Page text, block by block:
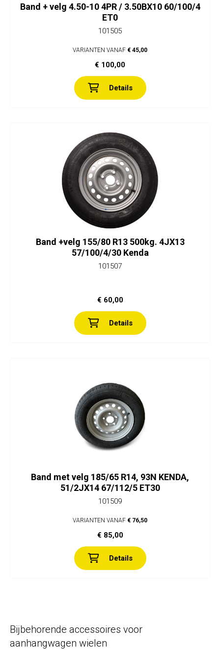
Band + velg 4.50-10 4PR / 3.50BX10 60/100/4
ET0
101505
VARIANTEN VANAF € 45,00
€ 100,00
Details
Band +velg 155/80 R13 500kg. 4JX13
57/100/4/30 Kenda
101507
€ 60,00
Details
Band met velg 185/65 R14, 93N KENDA,
51/2JX14 67/112/5 ET30
101509
VARIANTEN VANAF € 76,50
€ 85,00
Details
Bijbehorende accessoires voor
aanhangwagen wielen